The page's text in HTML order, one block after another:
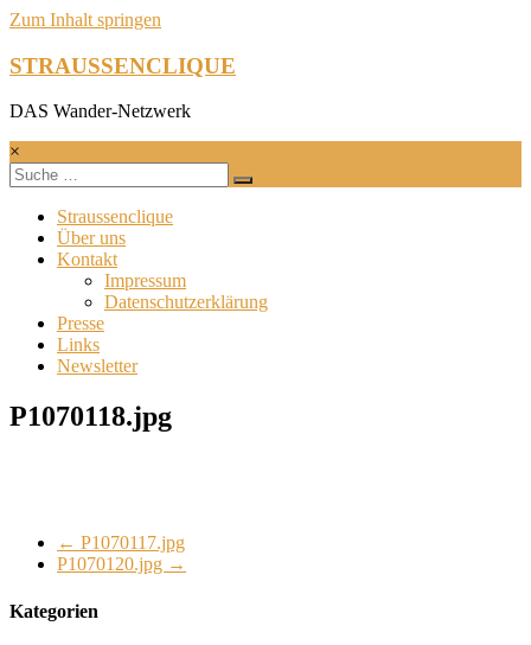
Zum Inhalt springen
STRAUSSENCLIQUE
DAS Wander-Netzwerk
×
Straussenclique
Über uns
Kontakt
Impressum
Datenschutzerklärung
Presse
Links
Newsletter
P1070118.jpg
← P1070117.jpg
P1070120.jpg →
Kategorien